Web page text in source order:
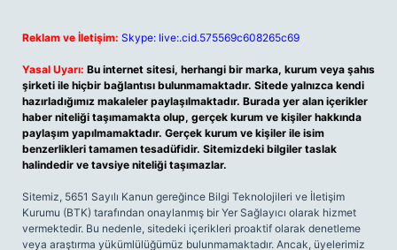
Reklam ve İletişim: Skype: live:.cid.575569c608265c69
Yasal Uyarı: Bu internet sitesi, herhangi bir marka, kurum veya şahıs
şirketi ile hiçbir bağlantısı bulunmamaktadır. Sitede yalnızca kendi
hazırladığımız makaleler paylaşılmaktadır. Burada yer alan içerikler
haber niteliği taşımamakta olup, gerçek kurum ve kişiler hakkında
paylaşım yapılmamaktadır. Gerçek kurum ve kişiler ile isim
benzerlikleri tamamen tesadüfidir. Sitemizdeki bilgiler taslak
halindedir ve tavsiye niteliği taşımazlar.
Sitemiz, 5651 Sayılı Kanun gereğince Bilgi Teknolojileri ve İletişim
Kurumu (BTK) tarafından onaylanmış bir Yer Sağlayıcı olarak hizmet
vermektedir. Bu nedenle, sitedeki içerikleri proaktif olarak denetleme
veya araştırma yükümlülüğümüz bulunmamaktadır. Ancak, üyelerimiz